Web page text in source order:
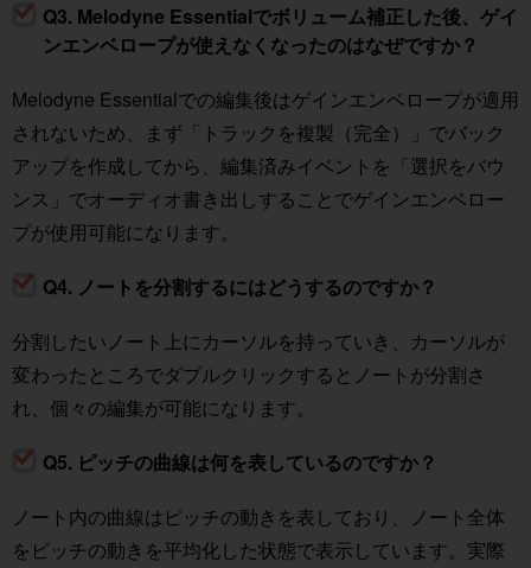
Q3. Melodyne Essentialでボリューム補正した後、ゲイ
ンエンベロープが使えなくなったのはなぜですか？
Melodyne Essentialでの編集後はゲインエンベロープが適用
されないため、まず「トラックを複製（完全）」でバック
アップを作成してから、編集済みイベントを「選択をバウ
ンス」でオーディオ書き出しすることでゲインエンベロー
プが使用可能になります。
Q4. ノートを分割するにはどうするのですか？
分割したいノート上にカーソルを持っていき、カーソルが
変わったところでダブルクリックするとノートが分割さ
れ、個々の編集が可能になります。
Q5. ピッチの曲線は何を表しているのですか？
ノート内の曲線はピッチの動きを表しており、ノート全体
をピッチの動きを平均化した状態で表示しています。実際